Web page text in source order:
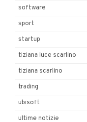
software
sport
startup
tiziana luce scarlino
tiziana scarlino
trading
ubisoft
ultime notizie